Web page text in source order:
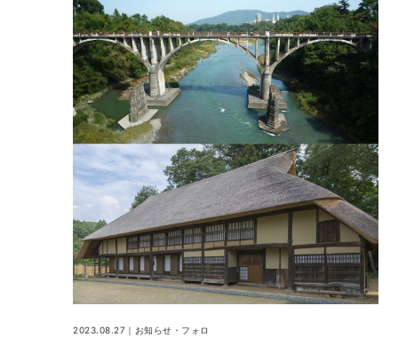
2023.08.27｜ お知らせ ・ フォロ